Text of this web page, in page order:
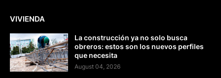
VIVIENDA
La construcción ya no solo busca
obreros: estos son los nuevos perfiles
que necesita
August 04, 2026